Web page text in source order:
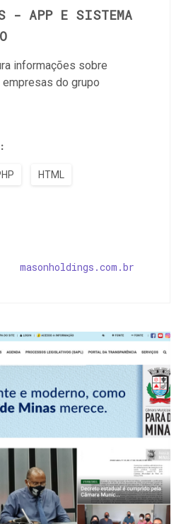
- APP E SISTEMA
informações sobre
do grupo
HTML
masonholdings.com.br